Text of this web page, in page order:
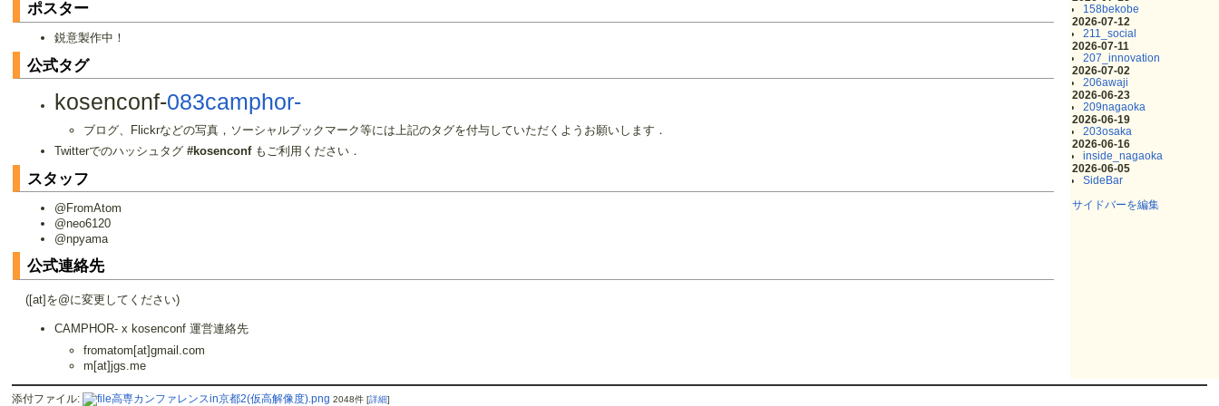
ポスター
鋭意製作中！
公式タグ
kosenconf-083camphor-
ブログ、Flickrなどの写真，ソーシャルブックマーク等には上記のタグを付与していただくようお願いします．
Twitterでのハッシュタグ #kosenconfもご利用ください．
スタッフ
@FromAtom
@neo6120
@npyama
公式連絡先
([at]を@に変更してください)
CAMPHOR- x kosenconf 運営連絡先
fromatom[at]gmail.com
m[at]jgs.me
158bekobe
2026-07-12
211_social
2026-07-11
207_innovation
2026-07-02
206awaji
2026-06-23
209nagaoka
2026-06-19
203osaka
2026-06-16
inside_nagaoka
2026-06-05
SideBar
サイドバーを編集
添付ファイル: 高専カンファレンスin京都2(仮高解像度).png 2048件 [詳細]